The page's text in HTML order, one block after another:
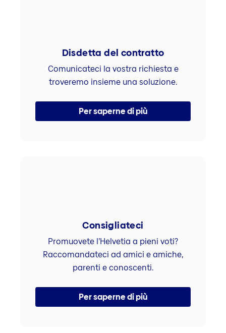
Disdetta del contratto
Comunicateci la vostra richiesta e
troveremo insieme una soluzione.
Per saperne di più
Consigliateci
Promuovete l’Helvetia a pieni voti?
Raccomandateci ad amici e amiche,
parenti e conoscenti.
Per saperne di più